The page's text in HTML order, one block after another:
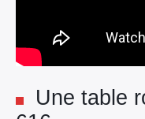
Une table